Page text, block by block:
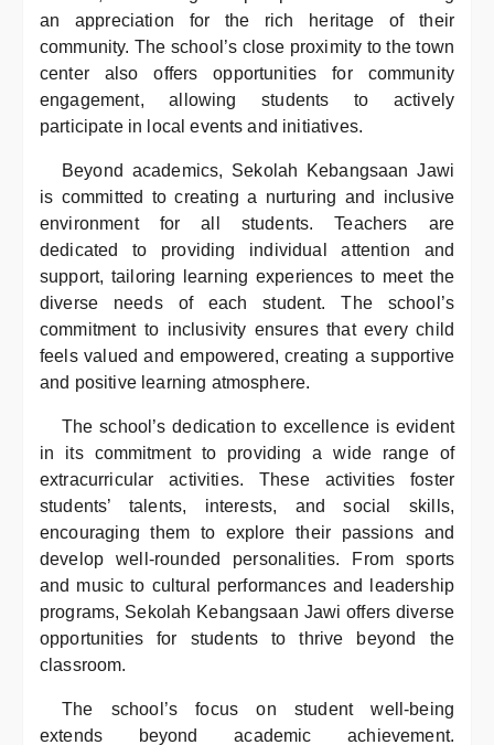
an appreciation for the rich heritage of their
community. The school’s close proximity to the town
center also offers opportunities for community
engagement, allowing students to actively
participate in local events and initiatives.
Beyond academics, Sekolah Kebangsaan Jawi
is committed to creating a nurturing and inclusive
environment for all students. Teachers are
dedicated to providing individual attention and
support, tailoring learning experiences to meet the
diverse needs of each student. The school’s
commitment to inclusivity ensures that every child
feels valued and empowered, creating a supportive
and positive learning atmosphere.
The school’s dedication to excellence is evident
in its commitment to providing a wide range of
extracurricular activities. These activities foster
students’ talents, interests, and social skills,
encouraging them to explore their passions and
develop well-rounded personalities. From sports
and music to cultural performances and leadership
programs, Sekolah Kebangsaan Jawi offers diverse
opportunities for students to thrive beyond the
classroom.
The school’s focus on student well-being
extends beyond academic achievement.